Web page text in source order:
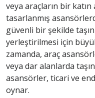
veya araçların bir katın
tasarlanmış
güvenli bir şekilde
yerleştirilmesi için
zamanda, araç
veya dar alanlarda
asansörler, ticari ve
oynar.